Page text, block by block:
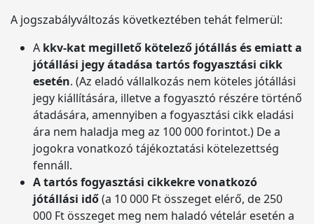
A jogszabályváltozás következtében tehát felmerül:
A kkv-kat megillető kötelező jótállás és emiatt a
jótállási jegy átadása tartós fogyasztási cikk
esetén. (Az eladó vállalkozás nem köteles jótállási
jegy kiállítására, illetve a fogyasztó részére történő
átadására, amennyiben a fogyasztási cikk eladási
ára nem haladja meg az 100 000 forintot.) De a
jogokra vonatkozó tájékoztatási kötelezettség
fennáll.
A tartós fogyasztási cikkekre vonatkozó
jótállási idő(a 10 000 Ft összeget elérő, de 250
000 Ft összeget meg nem haladó vételár esetén a